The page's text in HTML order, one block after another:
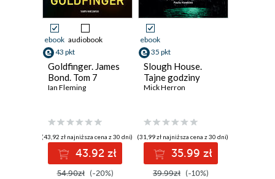
ebook audiobook
43 pkt
Goldfinger. James
Bond. Tom 7
Ian Fleming
(43,92 zł najniższa cena z 30 dni)
43.92 zł
54.90zł (-20%)
ebook
35 pkt
Slough House.
Tajne godziny
Mick Herron
(31,99 zł najniższa cena z 30 dni)
35.99 zł
39.99zł (-10%)